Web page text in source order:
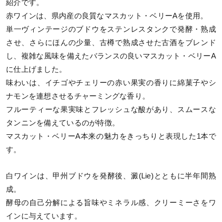
紹介です。
赤ワインは、県内産の良質なマスカット・ベリーAを使用。
単一ヴィンテージのブドウをステンレスタンクで発酵・熟成
させ、さらにほんの少量、古樽で熟成させた古酒をブレンド
し、複雑な風味を備えたバランスの良いマスカット・ベリーA
に仕上げました。
味わいは、イチゴやチェリーの赤い果実の香りに綿菓子やシ
ナモンを連想させるチャーミングな香り。
フルーティーな果実味とフレッシュな酸があり、スムースな
タンニンを備えているのが特徴。
マスカット・ベリーA本来の魅力をきっちりと表現した1本で
す。
白ワインは、甲州ブドウを発酵後、澱(Lie)とともに半年間熟
成。
酵母の自己分解による旨味やミネラル感、クリーミーさをワ
インに与えています。